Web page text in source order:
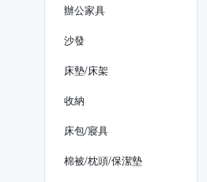
辦公家具
沙發
床墊/床架
收納
床包/寢具
棉被/枕頭/保潔墊